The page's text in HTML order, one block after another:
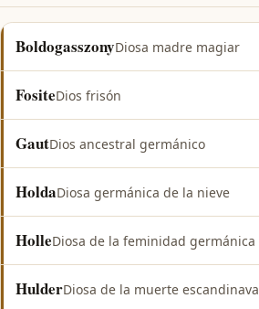
BoldogasszonyDiosa madre magiar
FositeDios frisón
GautDios ancestral germánico
HoldaDiosa germánica de la nieve
HolleDiosa de la feminidad germánica
HulderDiosa de la muerte escandinava